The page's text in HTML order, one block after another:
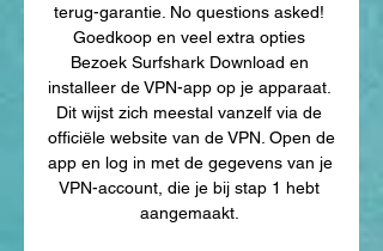
terug-garantie. No questions asked!
Goedkoop en veel extra opties
Bezoek Surfshark Download en
installeer de VPN-app op je apparaat.
Dit wijst zich meestal vanzelf via de
officiële website van de VPN. Open de
app en log in met de gegevens van je
VPN-account, die je bij stap 1 hebt
aangemaakt.